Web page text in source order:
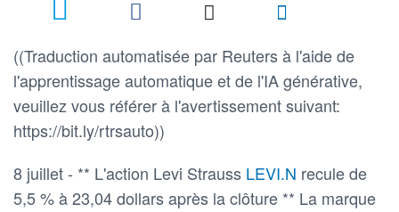
((Traduction automatisée par Reuters à l'aide de
l'apprentissage automatique et de l'IA générative,
veuillez vous référer à l'avertissement suivant:
https://bit.ly/rtrsauto))
8 juillet - ** L'action Levi Strauss LEVI.N recule de
5,5 % à 23,04 dollars après la clôture ** La marque